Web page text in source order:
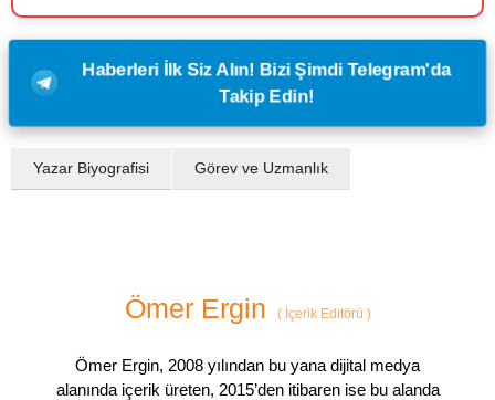
Haberleri İlk Siz Alın! Bizi Şimdi Telegram'da
Takip Edin!
Yazar Biyografisi Görev ve Uzmanlık
Ömer Ergin (İçerik Editörü )
Ömer Ergin, 2008 yılından bu yana dijital medya
alanında içerik üreten, 2015’den itibaren ise bu alanda